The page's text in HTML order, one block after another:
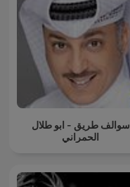
سوالف طريق - ابو طلال
الحمراني